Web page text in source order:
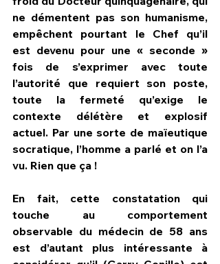
ne démentent pas son humanisme,
empêchent pourtant le Chef qu’il
est devenu pour une « seconde »
fois de s’exprimer avec toute
l’autorité que requiert son poste,
toute la fermeté qu’exige le
contexte délétère et explosif
actuel. Par une sorte de maïeutique
socratique, l’homme a parlé et on l’a
vu. Rien que ça !
En fait, cette constatation qui
touche au comportement
observable du médecin de 58 ans
est d’autant plus intéressante à